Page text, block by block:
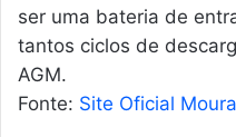
ser uma bateria de
tantos ciclos de
AGM.
Fonte: Site Oficial Moura